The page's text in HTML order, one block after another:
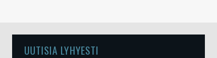
UUTISIA LYHYESTI